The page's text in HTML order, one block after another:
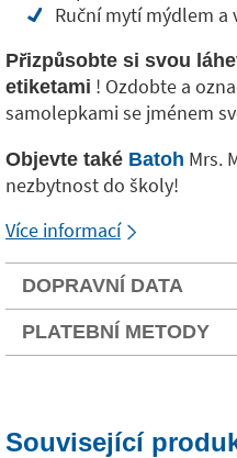
Ruční mytí mýdlem a
Přizpůsobte si svou
etiketami ! Ozdobte a
samolepkami se jménem
Objevte také Batoh Mrs.
nezbytnost do školy!
Více informací
DOPRAVNÍ DATA
PLATEBNÍ METODY
Související